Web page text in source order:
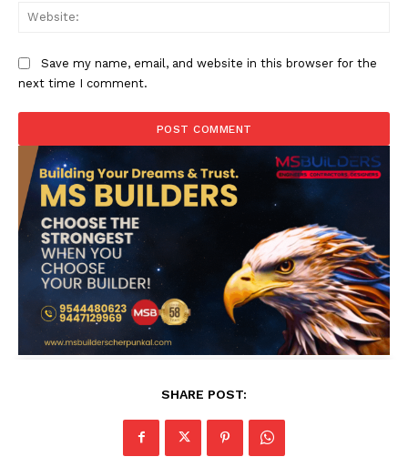
Save my name, email, and website in this browser for the
next time I comment.
SHARE POST: